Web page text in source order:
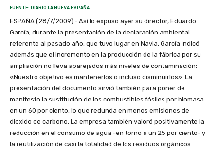
FUENTE: DIARIO LA NUEVA ESPAÑA
ESPAÑA (28/7/2009).- Así lo expuso ayer su director, Eduardo
García, durante la presentación de la declaración ambiental
referente al pasado año, que tuvo lugar en Navia. García indicó
además que el incremento en la producción de la fábrica por su
ampliación no lleva aparejados más niveles de contaminación:
«Nuestro objetivo es mantenerlos o incluso disminuirlos». La
presentación del documento sirvió también para poner de
manifesto la sustitución de los combustibles fósiles por biomasa
en un 60 por ciento, lo que redunda en menos emisiones de
dioxido de carbono. La empresa también valoró positivamente la
reducción en el consumo de agua -en torno a un 25 por ciento- y
la reutilización de casi la totalidad de los residuos orgánicos